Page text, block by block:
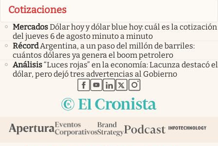
Cotizaciones
MercadosDólar hoy y dólar blue hoy: cuál es la cotización
del jueves 6 de agosto minuto a minuto
Récord Argentina, a un paso del millón de barriles:
cuántos dólares ya genera el boom petrolero
Análisis“Luces rojas” en la economía: Lacunza destacó el
dólar, pero dejó tres advertencias al Gobierno
abre en nueva pestaña
abre en nueva pestaña
abre en nueva pestaña
abre en nueva pestaña
abre en nueva pestaña